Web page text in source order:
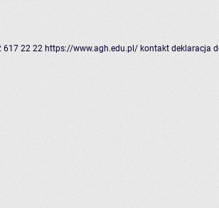
617 22 22 https://www.agh.edu.pl/ kontakt deklaracja